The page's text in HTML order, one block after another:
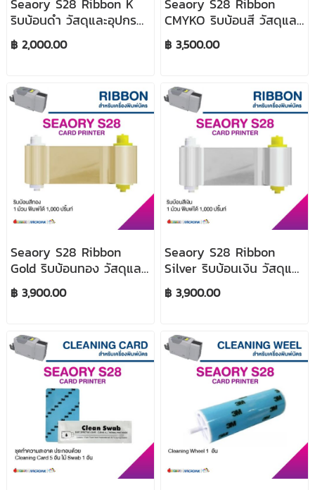
Seaory S28 Ribbon K
ริบบ้อนดำ วัสดุและอุปกรณ์
เครื่องพิมพ์บัตร
฿ 2,000.00
Seaory S28 Ribbon
CMYKO ริบบ้อนสี วัสดุและ
อุปกรณ์เครื่องพิมพ์บัตร
฿ 3,500.00
Seaory S28 Ribbon
Gold ริบบ้อนทอง วัสดุและ
อุปกรณ์เครื่องพิมพ์บัตร
฿ 3,900.00
Seaory S28 Ribbon
Silver ริบบ้อนเงิน วัสดุและ
อุปกรณ์เครื่องพิมพ์บัตร
฿ 3,900.00